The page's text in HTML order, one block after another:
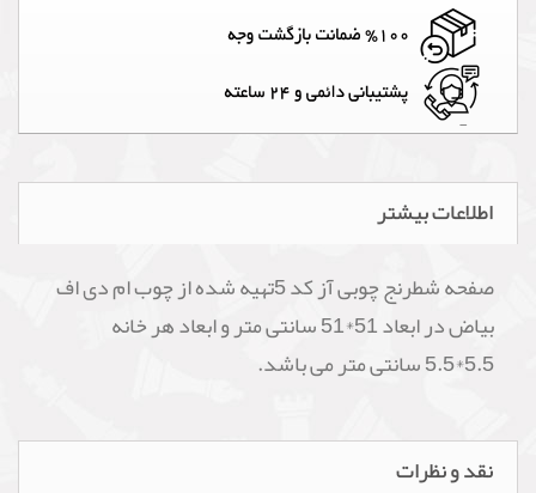
اطلاعات بیشتر
صفحه شطرنج چوبی آز کد 5تهیه شده از چوب ام دی اف
بیاض در ابعاد 51*51 سانتی متر و ابعاد هر خانه
5.5*5.5 سانتی متر می باشد.
نقد و نظرات